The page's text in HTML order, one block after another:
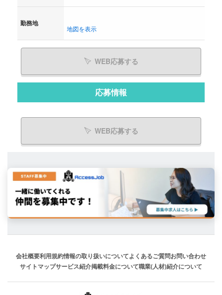
勤務地
地図を表示
WEB応募する
応募情報
WEB応募する
会社概要利用規約情報の取り扱いについてよくあるご質問お問い合わせ
サイトマップサービス紹介掲載料金について職業(人材)紹介について